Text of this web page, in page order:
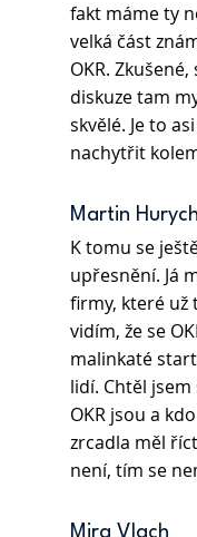
fakt máme ty
velká část
OKR.
diskuze tam
skvělé. Je to
nachytřit
Martin Hurych
K tomu se
upřesnění. Já
firmy, které už
vidím, že se
malinkaté
lidí. Chtěl
OKR jsou a
zrcadla měl
není, tím se
Mira Vlach